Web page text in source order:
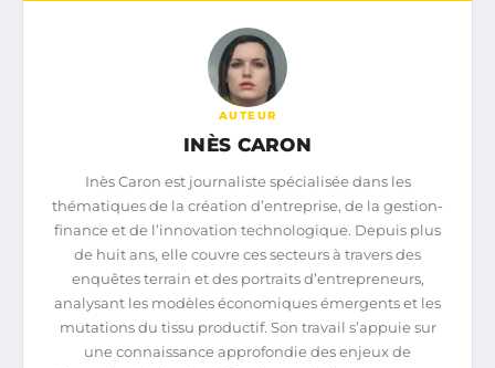
AUTEUR
INÈS CARON
Inès Caron est journaliste spécialisée dans les
thématiques de la création d’entreprise, de la gestion-
finance et de l’innovation technologique. Depuis plus
de huit ans, elle couvre ces secteurs à travers des
enquêtes terrain et des portraits d’entrepreneurs,
analysant les modèles économiques émergents et les
mutations du tissu productif. Son travail s’appuie sur
une connaissance approfondie des enjeux de